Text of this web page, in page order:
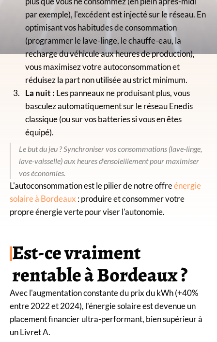
par exemple), l'excédent est injecté sur le réseau. En
optimisant vos habitudes de consommation
(programmer le lave-linge, le chauffe-eau, la
recharge du véhicule aux heures de production),
vous maximisez votre autoconsommation et
réduisez la part non utilisée au strict minimum.
La nuit : Les panneaux ne produisant plus, vous
basculez automatiquement sur le réseau Enedis
classique (ou sur vos batteries si vous en êtes
équipé).
Le but du jeu ? Synchroniser vos consommations (lave-linge,
lave-vaisselle) aux heures d'ensoleillement pour maximiser
vos économies.
L'autoconsommation est le pilier de notre offreénergie
solaire à Bordeaux : produire et consommer votre
propre énergie verte pour viser l'autonomie.
Est-ce vraiment
rentable à Bordeaux ?
Avec l'augmentation constante du prix du kWh (+40%
entre 2022 et 2024), l'énergie solaire est devenue un
placement financier ultra-performant, bien supérieur à
un Livret A.